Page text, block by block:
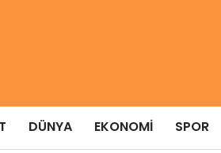
DÜNYA EKONOMI SPOR